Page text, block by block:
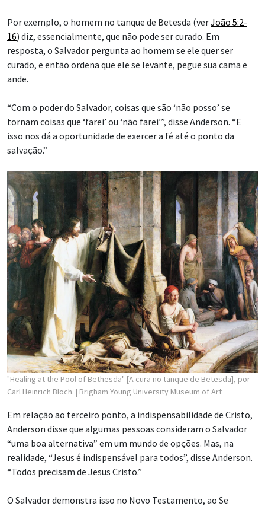
Por exemplo, o homem no tanque de Betesda (verJoão 5:2-
16) diz, essencialmente, que não pode ser curado. Em
resposta, o Salvador pergunta ao homem se ele quer ser
curado, e então ordena que ele se levante, pegue sua cama e
ande.
“Com o poder do Salvador, coisas que são ‘não posso’ se
tornam coisas que ‘farei’ ou ‘não farei’”, disse Anderson. “E
isso nos dá a oportunidade de exercer a fé até o ponto da
salvação.”
"Healing at the Pool of Bethesda" [A cura no tanque de Betesda], por
Carl Heinrich Bloch. | Brigham Young University Museum of Art
Em relação ao terceiro ponto, a indispensabilidade de Cristo,
Anderson disse que algumas pessoas consideram o Salvador
“uma boa alternativa” em um mundo de opções. Mas, na
realidade, “Jesus é indispensável para todos”, disse Anderson.
“Todos precisam de Jesus Cristo.”
O Salvador demonstra isso no Novo Testamento, ao Se